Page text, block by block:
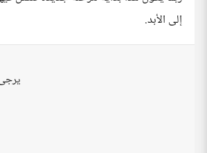
إلى الأبد.